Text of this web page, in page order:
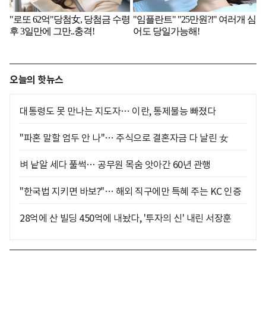
오늘의 핫뉴스
대통령도 못 만나는 지도자… 이란, 통제불능 빠졌다
"파혼 말할 엄두 안 나"… 주식으로 결혼자금 다 날린 女
벼 낱알 세다 풀썩… 공무원 목숨 앗아간 60년 관행
"한국법 지키면 바보?"… 해외 직구에만 특혜 주는 KC 인증
28억에 산 빌딩 450억에 내놨다, '투자의 신' 내린 서장훈